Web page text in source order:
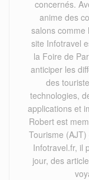
concernés.
anime des
salons comme
site Infotravel
la Foire de
anticiper les
des
technologies,
applications et
Robert est
Tourisme
Infotravel.fr, il
jour, des